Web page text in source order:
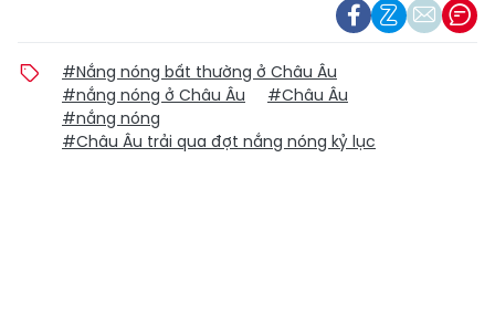
#Nắng nóng bất thường ở Châu Âu
#nắng nóng ở Châu Âu
#Châu Âu
#nắng nóng
#Châu Âu trải qua đợt nắng nóng kỷ lục